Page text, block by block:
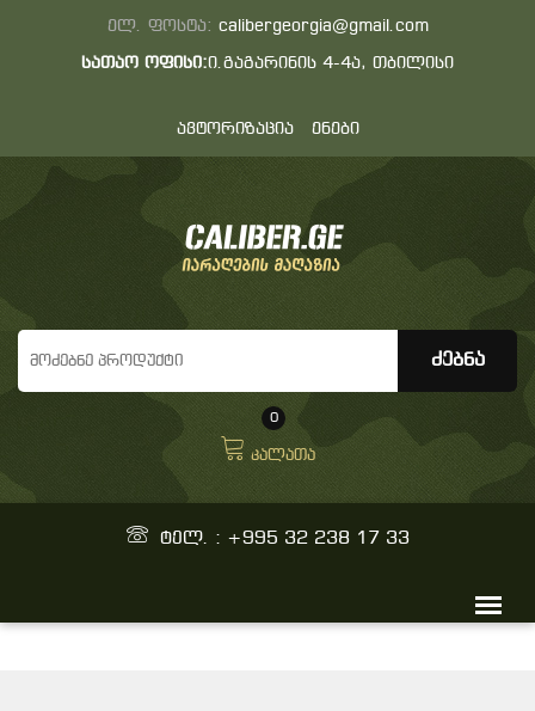
ელ. ფოსტა: calibergeorgia@gmail.com
სათაო ოფისი:ი.გაგარინის 4-4ა, თბილისი
ავტორიზაცია ენები
0
კალათა
ტელ. : +995 32 238 17 33